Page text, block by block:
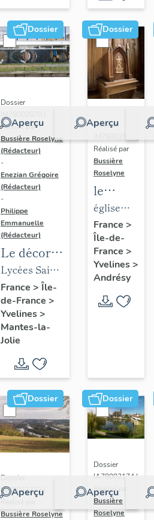
Dossier
Aperçu
Dossier
IM78002670 |
Réalisé par
Bussière Roselyne
(Rédacteur)
-
Enezian Grégoire
(Rédacteur)
-
Philippe
Emmanuelle
(Rédacteur)
Le décor
des lycées
de Mantes
Lycées Saint-
Exupéry et
Jean Rostand
France > Île-
de-France >
Yvelines>
Mantes-la-
Jolie
Dossier
Aperçu
Dossier
Réalisé par
Bussière
Roselyne
le
mobilier
de
l'église
Saint-
Germain-
de-
Paris
église
paroissiale
Saint-
Germain
France >
Île-de-
France >
Yvelines>
Andrésy
Dossier
Aperçu
Dossier
IA78002272 |
Bussière Roselyne
Dossier
Aperçu
Dossier
IA78002174 |
Réalisé par
Bussière
Roselyne